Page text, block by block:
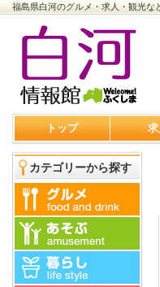
福島県白河のグルメ・求人・観光な
トップ 求
カテゴリーから探す